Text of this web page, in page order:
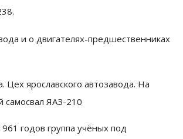
Цех ярославского автозавода. На
самосвал ЯАЗ-210
годов группа учёных под